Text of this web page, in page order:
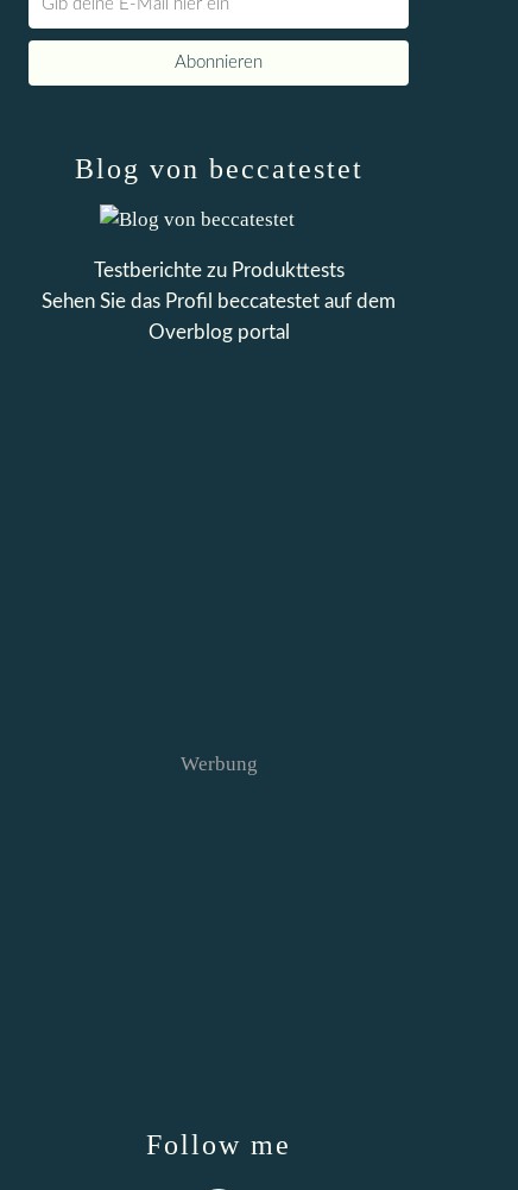
Blog von beccatestet
Testberichte zu Produkttests
Sehen Sie das Profil
beccatestet auf dem
Overblog portal
Follow me
Werbung